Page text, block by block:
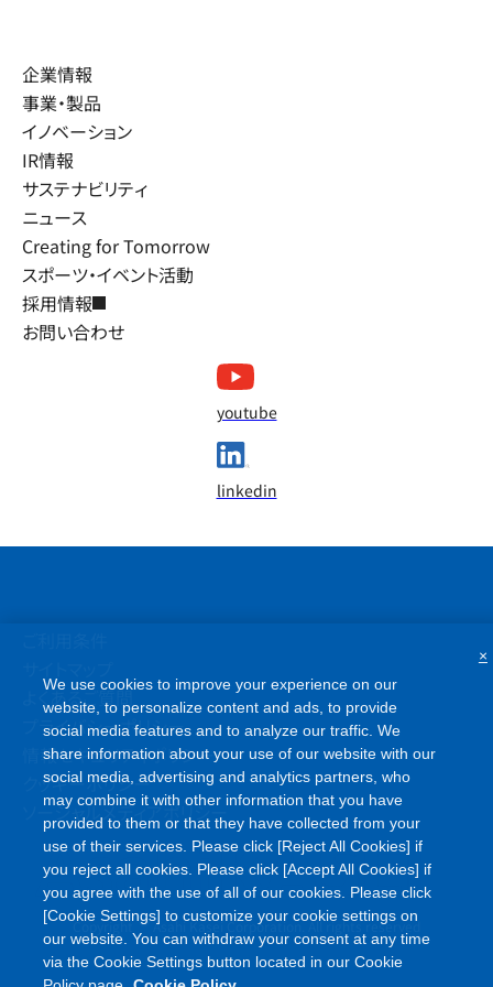
企業情報
事業・製品
イノベーション
IR情報
サステナビリティ
ニュース
Creating for Tomorrow
スポーツ・イベント活動
採用情報
お問い合わせ
youtube
linkedin
よくあるご質問
プライバシーポリシー
情報セキュリティポリシー
クッキーポリシー
ソーシャルメディアポリシー
Copyright©Asahi Kasei Corporation. All rights reserved
We use cookies to improve your experience on our
website, to personalize content and ads, to provide
social media features and to analyze our traffic. We
share information about your use of our website with our
social media, advertising and analytics partners, who
may combine it with other information that you have
provided to them or that they have collected from your
use of their services. Please click [Reject All Cookies] if
you reject all cookies. Please click [Accept All Cookies] if
you agree with the use of all of our cookies. Please click
[Cookie Settings] to customize your cookie settings on
our website. You can withdraw your consent at any time
via the Cookie Settings button located in our Cookie
×